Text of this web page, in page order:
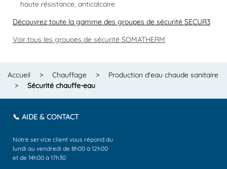
haute résistance, anticalcaire
Découvrez toute la gamme des groupes de sécurité SECUR3
Voir tous les groupes de sécurité SOMATHERM
Accueil > Chauffage >
Production d'eau chaude sanitaire
>
Sécurité chauffe-eau
📞 AIDE & CONTACT
Notre service client vous répond du
lundi au vendredi de 8h00 à 12h00
et de 14h00 à 17h30